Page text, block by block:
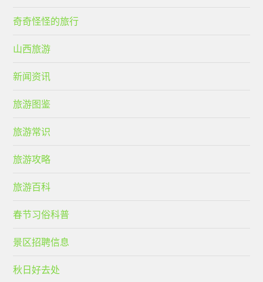
奇奇怪怪的旅行
山西旅游
新闻资讯
旅游图鉴
旅游常识
旅游攻略
旅游百科
春节习俗科普
景区招聘信息
秋日好去处